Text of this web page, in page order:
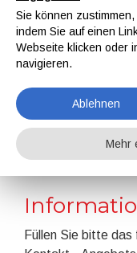
Kontakt
Home Kontakt
Füllen Sie bitte das
Sie können
indem Sie auf einen
Webseite klicken oder
navigieren.
Ablehnen
Mehr